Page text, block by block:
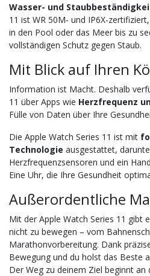
Wasser- und
11 ist WR 50M- und IP6X-
in den Pool oder das Meer bis zu
vollständigen Schutz gegen Staub.
Mit Blick auf Ihren
Information ist Macht. Deshalb
11 über Apps wie Herzfrequenz
Fülle von Daten über Ihre
Die Apple Watch Series 11 ist mit
Technologie ausgestattet,
Herzfrequenzsensoren und ein
Eine Uhr, die Ihre Gesundheit
Außerordentliche
Mit der Apple Watch Series 11 gibt
nicht zu bewegen – vom
Marathonvorbereitung. Dank
Bewegung und du holst das Beste
Der Weg zu deinem Ziel beginnt an